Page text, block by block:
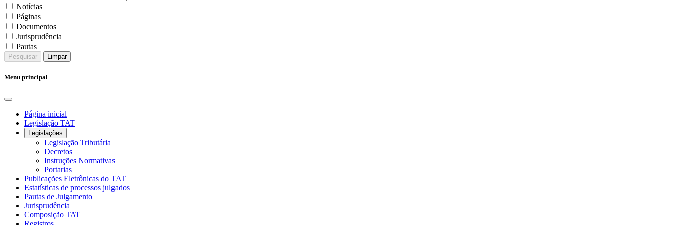
Notícias
Páginas
Documentos
Jurisprudência
Pautas
Pesquisar Limpar
Menu principal
Página inicial
Legislação TAT
Legislações
Legislação Tributária
Decretos
Instruções Normativas
Portarias
Publicações Eletrônicas do TAT
Estatísticas de processos julgados
Pautas de Julgamento
Jurisprudência
Composição TAT